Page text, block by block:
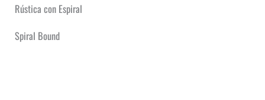
Rústica con Espiral
Spiral Bound